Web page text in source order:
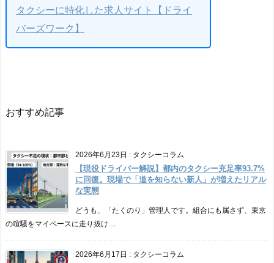
タクシーに特化した求人サイト【ドライ
バーズワーク】
おすすめ記事
2026年6月23日 : タクシーコラム
【現役ドライバー解説】都内のタクシー充足率93.7%
に回復。現場で「道を知らない新人」が増えたリアル
な実態
どうも、「たくのり」管理人です。組合にも属さず、東京
の喧騒をマイペースに走り抜け ...
2026年6月17日 : タクシーコラム